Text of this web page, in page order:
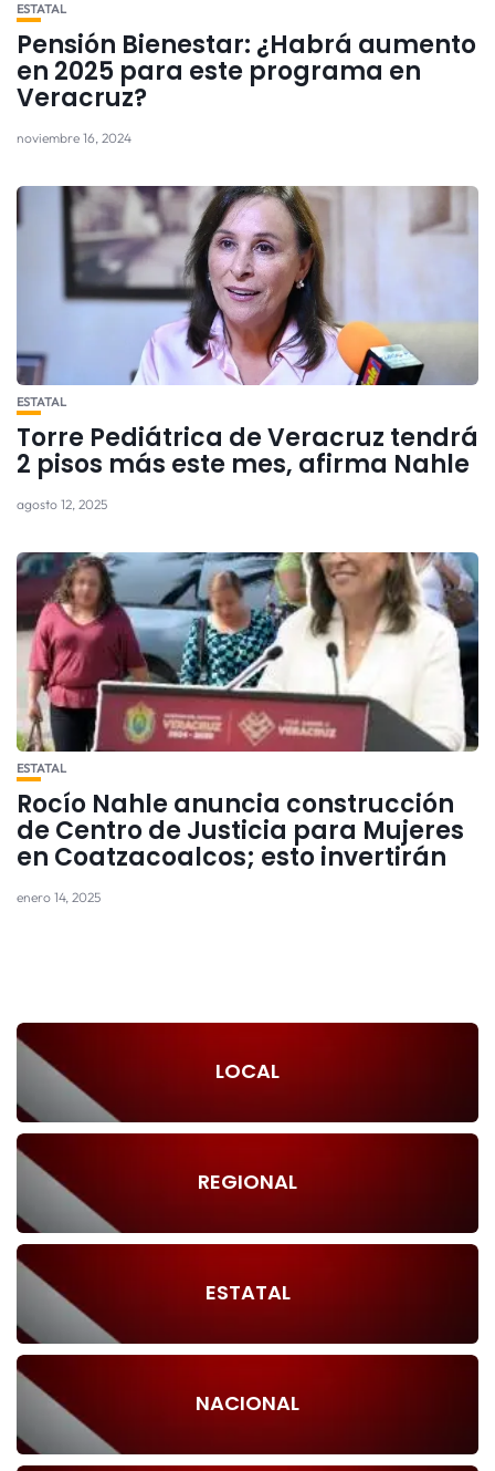
ESTATAL
Pensión Bienestar: ¿Habrá aumento
en 2025 para este programa en
Veracruz?
noviembre 16, 2024
ESTATAL
Torre Pediátrica de Veracruz tendrá
2 pisos más este mes, afirma Nahle
agosto 12, 2025
ESTATAL
Rocío Nahle anuncia construcción
de Centro de Justicia para Mujeres
en Coatzacoalcos; esto invertirán
enero 14, 2025
LOCAL
REGIONAL
ESTATAL
NACIONAL